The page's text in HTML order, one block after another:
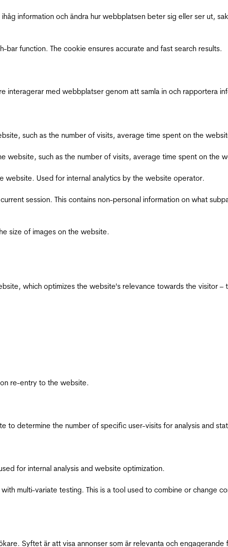
information och ändra hur webbplatsen beter sig eller ser ut,
function. The cookie ensures accurate and fast search results.
interagerar med webbplatser genom att samla in och rapportera
such as the number of visits, average time spent on the
website, such as the number of visits, average time spent on the
website. Used for internal analytics by the website operator.
session. This contains non-personal information on what
size of images on the website.
which optimizes the website's relevance towards the visitor
re-entry to the website.
to determine the number of specific user-visits for analysis and
for internal analysis and website optimization.
multi-variate testing. This is a tool used to combine or change
Syftet är att visa annonser som är relevanta och